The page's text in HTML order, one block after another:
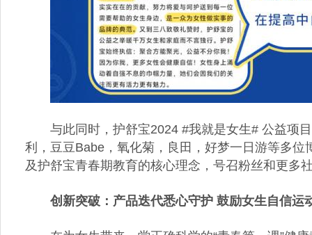
与此同时，护舒宝2024 #我就是女生# 公益项
利，豆豆Babe，氧化菊，良田，好梦一日游等多
及护舒宝青春期教育的核心理念，号召粉丝和更多
创新突破：产品迭代悉心守护 鼓励女生自信运